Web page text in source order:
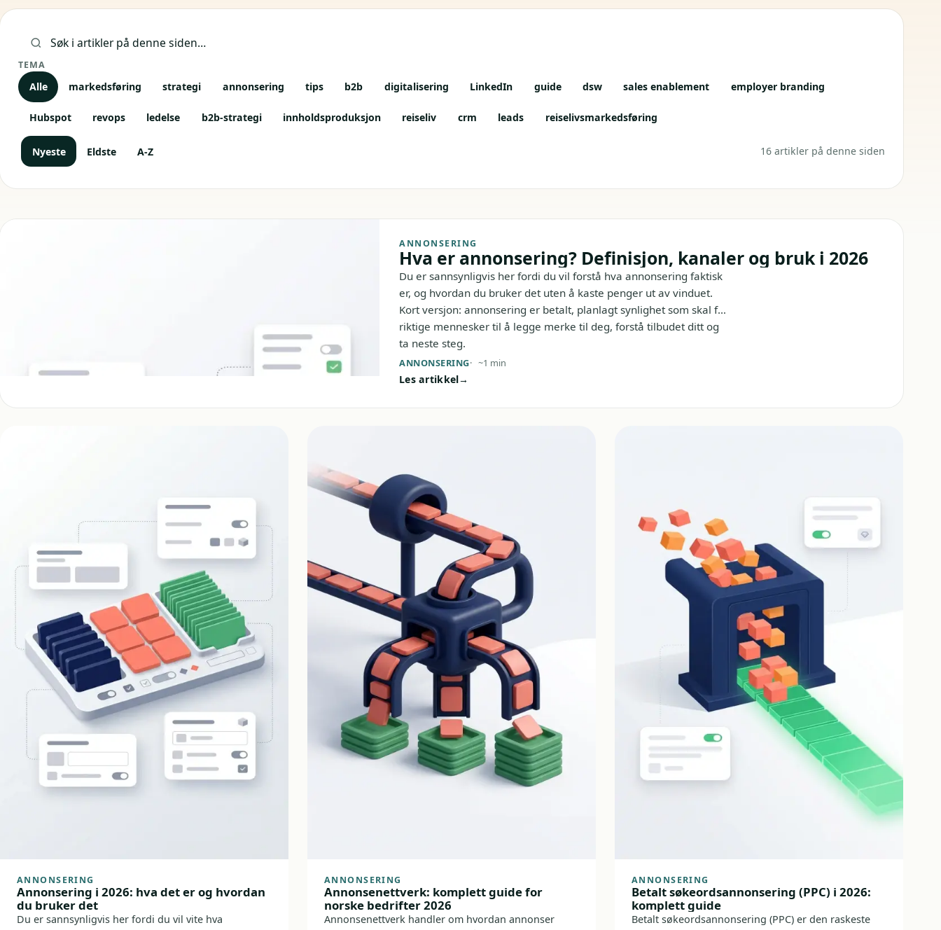
Siste bloggposter
Søk i artikler
TEMA
Alle markedsføring strategi annonsering tips b2b digitalisering LinkedIn guide dsw sales enablement employer branding
Hubspot revops ledelse b2b-strategi innholdsproduksjon reiseliv crm leads reiselivsmarkedsføring
Nyeste Eldste A-Z 16 artikler på denne siden
ANNONSERING
Hva er annonsering? Definisjon, kanaler og bruk i 2026
Du er sannsynligvis her fordi du vil forstå hva annonsering faktisk
er, og hvordan du bruker det uten å kaste penger ut av vinduet.
Kort versjon: annonsering er betalt, planlagt synlighet som skal få
riktige mennesker til å legge merke til deg, forstå tilbudet ditt og
ta neste steg.
ANNONSERING ~1 min
Les artikkel
ANNONSERING
Annonsering i 2026: hva det er og hvordan
du bruker det
Du er sannsynligvis her fordi du vil vite hva
ANNONSERING
Annonsenettverk: komplett guide for
norske bedrifter 2026
Annonsenettverk handler om hvordan annonser
ANNONSERING
Betalt søkeordsannonsering (PPC) i 2026:
komplett guide
Betalt søkeordsannonsering (PPC) er den raskeste